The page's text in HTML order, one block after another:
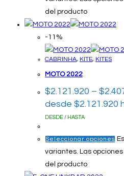
del producto
-11%
CABRINHA, KITE, KITES
MOTO 2022
$2.121.920 – $
desde $2.121.920
DESDE / HASTA
Seleccionar opciones
variantes. Las
del producto